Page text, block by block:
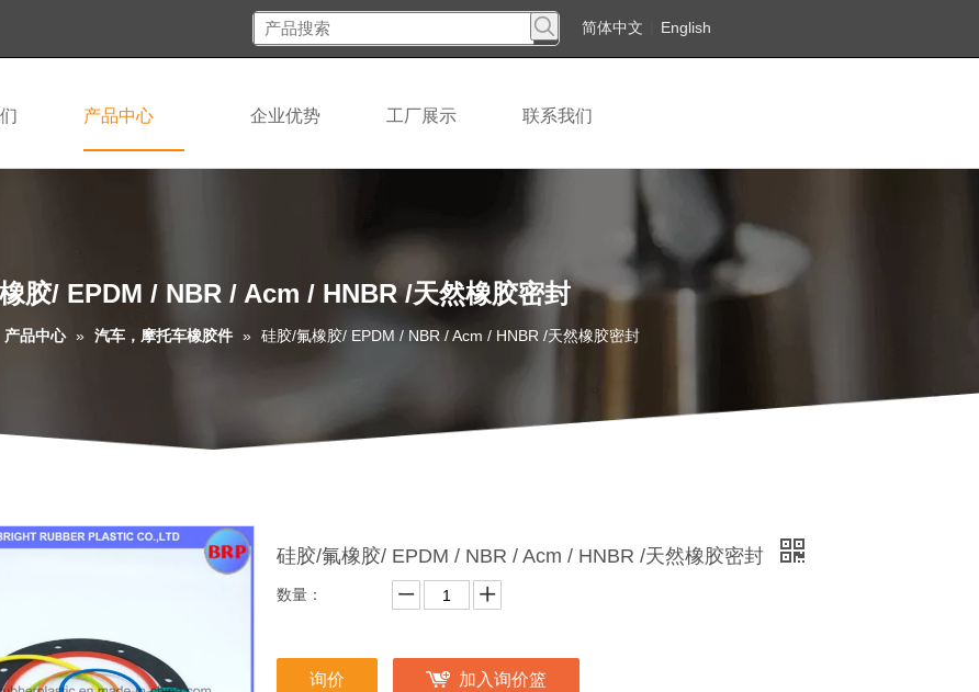
简体中文 English
产品中心 企业优势 工厂展示 联系我们
胶/ EPDM / NBR / Acm / HNBR /天然橡胶密封
产品中心 » 汽车，摩托车橡胶件 » 硅胶/氟橡胶/ EPDM / NBR / Acm / HNBR /天然橡胶密封
硅胶/氟橡胶/ EPDM / NBR / Acm / HNBR /天然橡胶密封
数量：
询价 加入询价篮